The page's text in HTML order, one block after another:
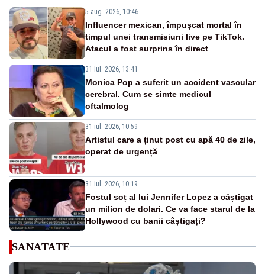
5 aug. 2026, 10:46
Influencer mexican, împușcat mortal în
timpul unei transmisiuni live pe TikTok.
Atacul a fost surprins în direct
31 iul. 2026, 13:41
Monica Pop a suferit un accident vascular
cerebral. Cum se simte medicul
oftalmolog
31 iul. 2026, 10:59
Artistul care a ținut post cu apă 40 de zile,
operat de urgență
31 iul. 2026, 10:19
Fostul soț al lui Jennifer Lopez a câștigat
un milion de dolari. Ce va face starul de la
Hollywood cu banii câștigați?
SANATATE